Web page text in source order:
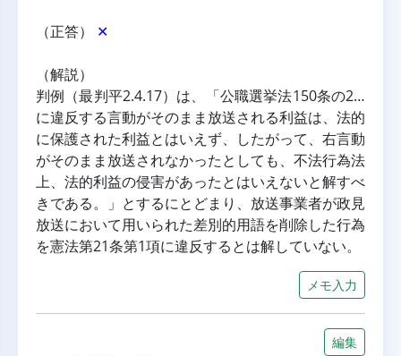
（正答） ✕
（解説）
判例（最判平2.4.17）は、「公職選挙法150条の2…
に違反する言動がそのまま放送される利益は、法的
に保護された利益とはいえず、したがって、右言動
がそのまま放送されなかったとしても、不法行為法
上、法的利益の侵害があったとはいえないと解すべ
きである。」とするにとどまり、放送事業者が政見
放送において用いられた差別的用語を削除した行為
を憲法第21条第1項に違反するとは解していない。
メモ入力
編集